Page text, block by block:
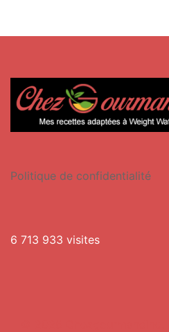
Politique de confidentialité
6 713 933 visites